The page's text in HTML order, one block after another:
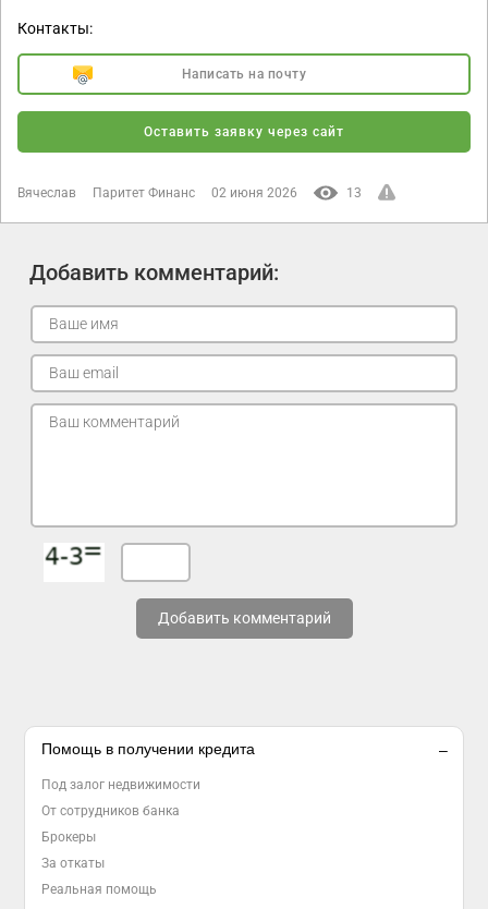
Контакты:
Написать на почту
Оставить заявку через сайт
Вячеслав Паритет Финанс 02 июня 2026 13
Добавить комментарий:
Добавить комментарий
Помощь в получении кредита
Под залог недвижимости
От сотрудников банка
Брокеры
За откаты
Реальная помощь